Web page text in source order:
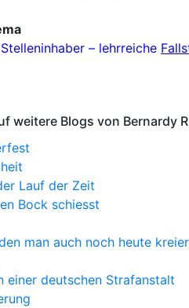
– lehrreiche
weitere Blogs von Bernardy
Lauf der Zeit
Bock schiesst
man auch noch heute
einer deutschen Strafanstalt